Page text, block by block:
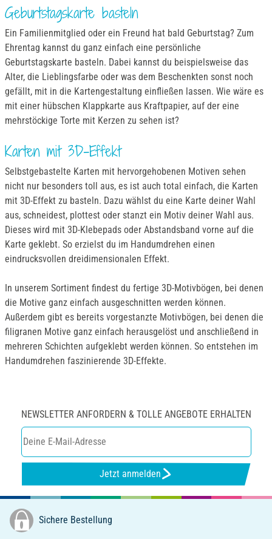
Geburtstagskarte basteln
Ein Familienmitglied oder ein Freund hat bald Geburtstag? Zum
Ehrentag kannst du ganz einfach eine persönliche
Geburtstagskarte basteln. Dabei kannst du beispielsweise das
Alter, die Lieblingsfarbe oder was dem Beschenkten sonst noch
gefällt, mit in die Kartengestaltung einfließen lassen. Wie wäre es
mit einer hübschen Klappkarte aus Kraftpapier, auf der eine
mehrstöckige Torte mit Kerzen zu sehen ist?
Karten mit 3D-Effekt
Selbstgebastelte Karten mit hervorgehobenen Motiven sehen
nicht nur besonders toll aus, es ist auch total einfach, die Karten
mit 3D-Effekt zu basteln. Dazu wählst du eine Karte deiner Wahl
aus, schneidest, plottest oder stanzt ein Motiv deiner Wahl aus.
Dieses wird mit 3D-Klebepads oder Abstandsband vorne auf die
Karte geklebt. So erzielst du im Handumdrehen einen
eindrucksvollen dreidimensionalen Effekt.
In unserem Sortiment findest du fertige 3D-Motivbögen, bei denen
die Motive ganz einfach ausgeschnitten werden können.
Außerdem gibt es bereits vorgestanzte Motivbögen, bei denen die
filigranen Motive ganz einfach herausgelöst und anschließend in
mehreren Schichten aufgeklebt werden können. So entstehen im
Handumdrehen faszinierende 3D-Effekte.
NEWSLETTER ANFORDERN & TOLLE ANGEBOTE ERHALTEN
Jetzt anmelden
Sichere Bestellung